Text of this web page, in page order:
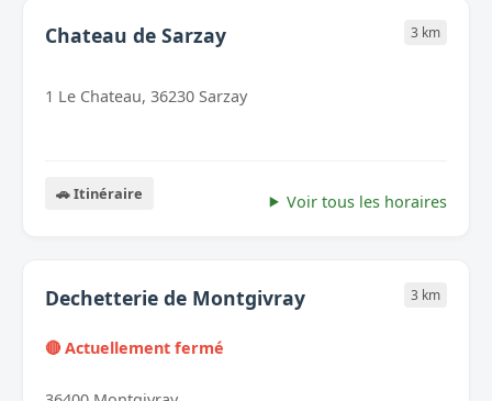
Chateau de Sarzay 3 km
1 Le Chateau, 36230 Sarzay
🚗 Itinéraire Voir tous les horaires
Dechetterie de Montgivray 3 km
🔴 Actuellement fermé